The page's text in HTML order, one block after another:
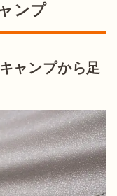
ンプ
ャンプから足